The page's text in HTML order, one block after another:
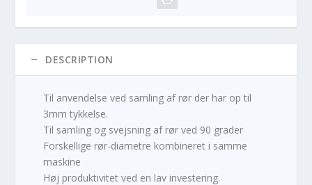
DESCRIPTION
Til anvendelse ved samling af rør der har op til
3mm tykkelse.
Til samling og svejsning af rør ved 90 grader
Forskellige rør-diametre kombineret i samme
maskine
Høj produktivitet ved en lav investering.